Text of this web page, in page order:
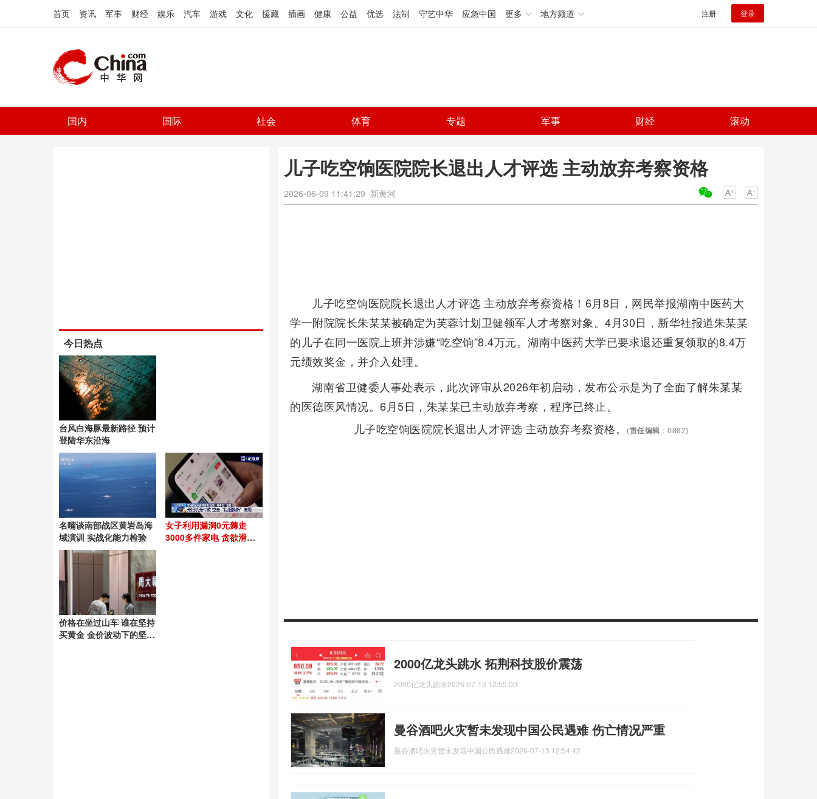
首页 资讯 军事 财经 娱乐 汽车 游戏 文化 援藏 插画 健康 公益 优选 法制 守艺中华 应急中国 更多 地方频道 注册 登录
国内 国际 社会 体育 专题 军事 财经 滚动
儿子吃空饷医院院长退出人才评选 主动放弃考察资格
2026-06-09 11:41:29 新黄河
儿子吃空饷医院院长退出人才评选 主动放弃考察资格！6月8日，网民举报湖南中医药大
学一附院院长朱某某被确定为芙蓉计划卫健领军人才考察对象。4月30日，新华社报道朱某某
的儿子在同一医院上班并涉嫌“吃空饷”8.4万元。湖南中医药大学已要求退还重复领取的8.4万
元绩效奖金，并介入处理。
湖南省卫健委人事处表示，此次评审从2026年初启动，发布公示是为了全面了解朱某某
的医德医风情况。6月5日，朱某某已主动放弃考察，程序已终止。
儿子吃空饷医院院长退出人才评选 主动放弃考察资格。
(责任编辑 ：0882)
2000亿龙头跳水 拓荆科技股价震荡
2000亿龙头跳水2026-07-13 12:55:00
曼谷酒吧火灾暂未发现中国公民遇难 伤亡情况严重
曼谷酒吧火灾暂未发现中国公民遇难2026-07-13 12:54:42
今日热点
台风白海豚最新路径 预计
登陆华东沿海
名嘴谈南部战区黄岩岛海
域演训 实战化能力检验
女子利用漏洞0元薅走
3000多件家电 贪欲滑向
价格在坐过山车 谁在坚持
买黄金 金价波动下的坚守